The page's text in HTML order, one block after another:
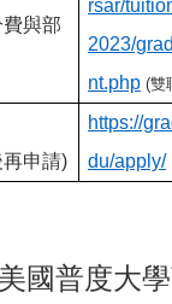
與部
rsar/
2023/
nt.php (雙
申請)
https://
du/apply/
國普度大